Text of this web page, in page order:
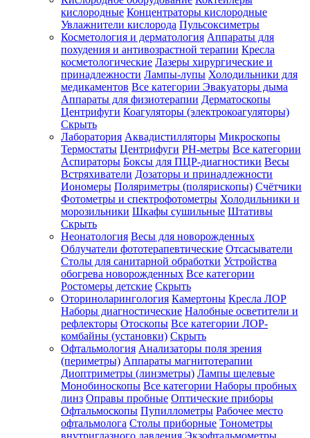
Зарегистрироваться
Зачем
регистрироваться?
Все
покупки
одном
месте
Личный
менеджер
Отслеживание
статуса
заказа
кислородные Концентраторы кислородные
Увлажнители кислорода Пульсоксиметры
Косметология и дерматология Аппараты для
похудения и антивозрастной терапии Кресла
косметологические Лазеры хирургические и
принадлежности Лампы-лупы Холодильники для
медикаментов Все категории Эвакуаторы дыма
Аппараты для физиотерапии Дерматоскопы
Центрифуги Коагуляторы (электрокоагуляторы)
Скрыть
Лаборатория Аквадистилляторы Микроскопы
Термостаты Центрифуги PH-метры Все категории
Аспираторы Боксы для ПЦР-диагностики Весы
Встряхиватели Дозаторы и принадлежности
Иономеры Поляриметры (полярископы) Счётчики
Фотометры и спектрофотометры Холодильники и
морозильники Шкафы сушильные Штативы
Скрыть
Неонатология Весы для новорожденных
Облучатели фототерапевтические Отсасыватели
Столы для санитарной обработки Устройства
обогрева новорожденных Все категории
Ростомеры детские Скрыть
Оториноларингология Камертоны Кресла ЛОР
Наборы диагностические Налобные осветители и
рефлекторы Отоскопы Все категории ЛОР-
комбайны (установки) Скрыть
Офтальмология Анализаторы поля зрения
(периметры) Аппараты магнитотерапии
Диоптриметры (линзметры) Лампы щелевые
Монобиноскопы Все категории Наборы пробных
линз Оправы пробные Оптические приборы
Офтальмоскопы Пупиллометры Рабочее место
офтальмолога Столы приборные Тонометры
внутриглазного давления Экзофтальмометры